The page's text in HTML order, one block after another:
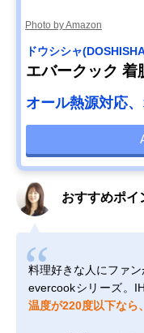
Photo by Amazon
ドウシシャ
エバークック 着
オール熱源対応
おすすめポイ
料理好きな人にファ
evercookシリーズ。
温度が220度以下なら